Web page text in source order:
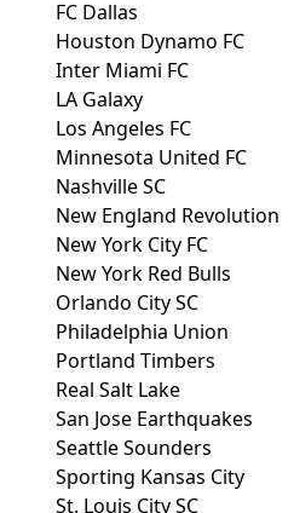
FC Dallas
Houston Dynamo FC
Inter Miami FC
LA Galaxy
Los Angeles FC
Minnesota United FC
Nashville SC
New England Revolution
New York City FC
New York Red Bulls
Orlando City SC
Philadelphia Union
Portland Timbers
Real Salt Lake
San Jose Earthquakes
Seattle Sounders
Sporting Kansas City
St. Louis City SC